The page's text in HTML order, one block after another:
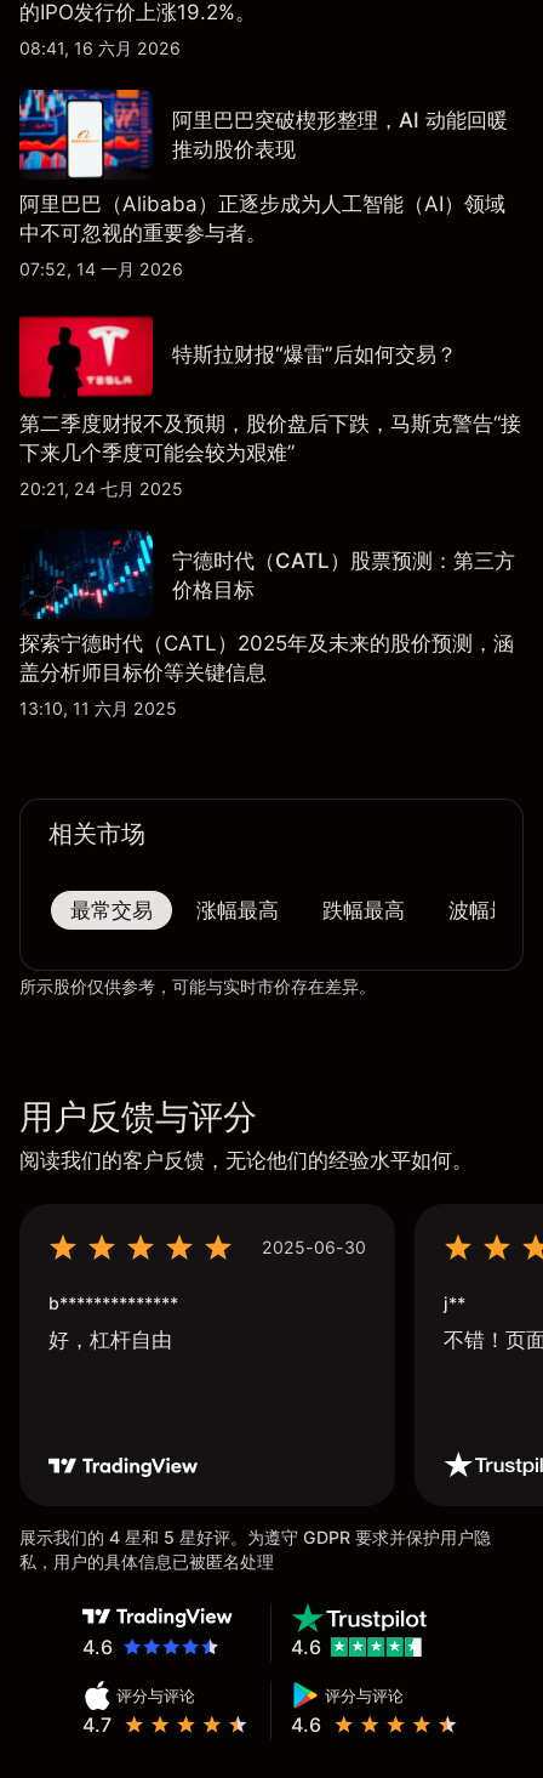
的IPO发行价上涨19.2%。
08:41, 16 六月 2026
阿里巴巴突破楔形整理，AI 动能回暖
推动股价表现
阿里巴巴（Alibaba）正逐步成为人工智能（AI）领域
中不可忽视的重要参与者。
07:52, 14 一月 2026
特斯拉财报“爆雷”后如何交易？
第二季度财报不及预期，股价盘后下跌，马斯克警告“接
下来几个季度可能会较为艰难”
20:21, 24 七月 2025
宁德时代（CATL）股票预测：第三方
价格目标
探索宁德时代（CATL）2025年及未来的股价预测，涵
盖分析师目标价等关键信息
13:10, 11 六月 2025
相关市场
最常交易 涨幅最高 跌幅最高 波幅最大
所示股价仅供参考，可能与实时市价存在差异。
用户反馈与评分
阅读我们的客户反馈，无论他们的经验水平如何。
2025-06-30
b**************
好，杠杆自由
j**
不错！页
展示我们的 4 星和 5 星好评。为遵守 GDPR 要求并保护用户隐
私，用户的具体信息已被匿名处理
4.6
评分与评论
4.7
评分与评论
4.6
4.6